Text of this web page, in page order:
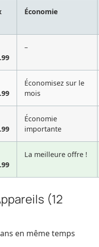
Économie
–
Économisez sur le
mois
Économie
importante
La meilleure offre !
(12
en même temps